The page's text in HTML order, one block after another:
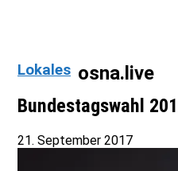
osna.live
Lokales
Bundestagswahl
21. September 2017